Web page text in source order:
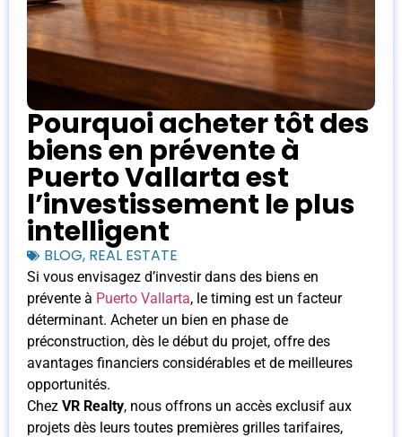
Pourquoi acheter tôt des
biens en prévente à
Puerto Vallarta est
l’investissement le plus
intelligent
BLOG, REAL ESTATE
Si vous envisagez d’investir dans des biens en
prévente à Puerto Vallarta, le timing est un facteur
déterminant. Acheter un bien en phase de
préconstruction, dès le début du projet, offre des
avantages financiers considérables et de meilleures
opportunités.
Chez VR Realty, nous offrons un accès exclusif aux
projets dès leurs toutes premières grilles tarifaires,